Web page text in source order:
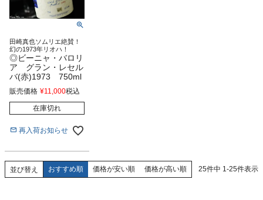
田崎真也ソムリエ絶賛！
幻の1973年リオハ！
◎ビーニャ・バロリ
ア グラン・レセル
バ(赤)1973 750ml
販売価格 ¥11,000税込
在庫切れ
再入荷お知らせ
並び替え おすすめ順 価格が安い順 価格が高い順 25件中 1-25件表示